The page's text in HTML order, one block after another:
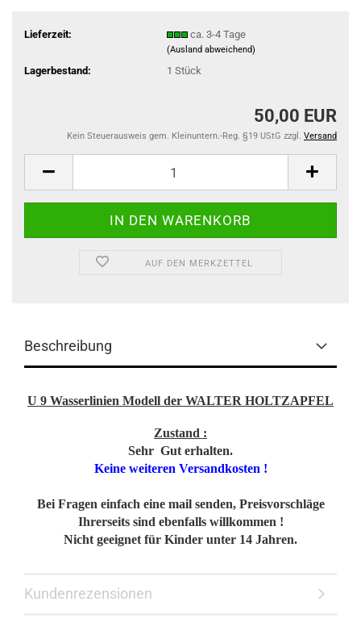
Lieferzeit: ca. 3-4 Tage
(Ausland abweichend)
Lagerbestand: 1 Stück
50,00 EUR
Kein Steuerausweis gem. Kleinuntern.-Reg. §19 UStG zzgl. Versand
AUF DEN MERKZETTEL
Beschreibung
U 9 Wasserlinien Modell der WALTER HOLTZAPFEL
Zustand :
Sehr Gut erhalten.
Keine weiteren Versandkosten !
Bei Fragen einfach eine mail senden, Preisvorschläge
Ihrerseits sind ebenfalls willkommen !
Nicht geeignet für Kinder unter 14 Jahren.
Kundenrezensionen